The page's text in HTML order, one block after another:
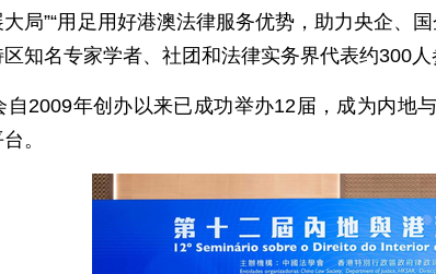
局”“用足用好港澳法律服务优势，助力央企、
知名专家学者、社团和法律实务界代表约300人
自2009年创办以来已成功举办12届，成为内地
。